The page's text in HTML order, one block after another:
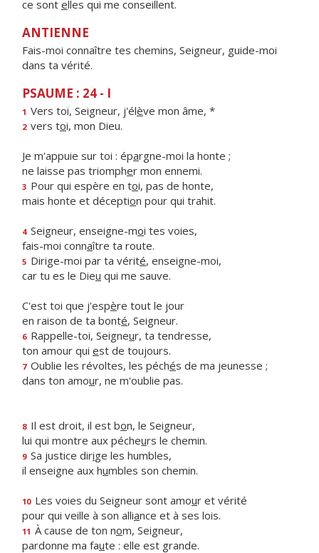
ce sont elles qui me conseillent.
ANTIENNE
Fais-moi connaître tes chemins, Seigneur, guide-moi
dans ta vérité.
PSAUME : 24 - I
1 Vers toi, Seigneur, j'élève mon âme, *
2 vers toi, mon Dieu.
Je m'appuie sur toi : épargne-moi la honte ;
ne laisse pas triompher mon ennemi.
3 Pour qui espère en toi, pas de honte,
mais honte et déception pour qui trahit.
4 Seigneur, enseigne-moi tes voies,
fais-moi connaître ta route.
5 Dirige-moi par ta vérité, enseigne-moi,
car tu es le Dieu qui me sauve.
C'est toi que j'espère tout le jour
en raison de ta bonté, Seigneur.
6 Rappelle-toi, Seigneur, ta tendresse,
ton amour qui est de toujours.
7 Oublie les révoltes, les péchés de ma jeunesse ;
dans ton amour, ne m'oublie pas.
8 Il est droit, il est bon, le Seigneur,
lui qui montre aux pécheurs le chemin.
9 Sa justice dirige les humbles,
il enseigne aux humbles son chemin.
10 Les voies du Seigneur sont amour et vérité
pour qui veille à son alliance et à ses lois.
11 À cause de ton nom, Seigneur,
pardonne ma faute : elle est grande.